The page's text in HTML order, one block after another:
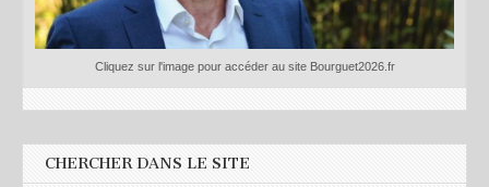
Cliquez sur l'image pour accéder au site Bourguet2026.fr
CHERCHER DANS LE SITE